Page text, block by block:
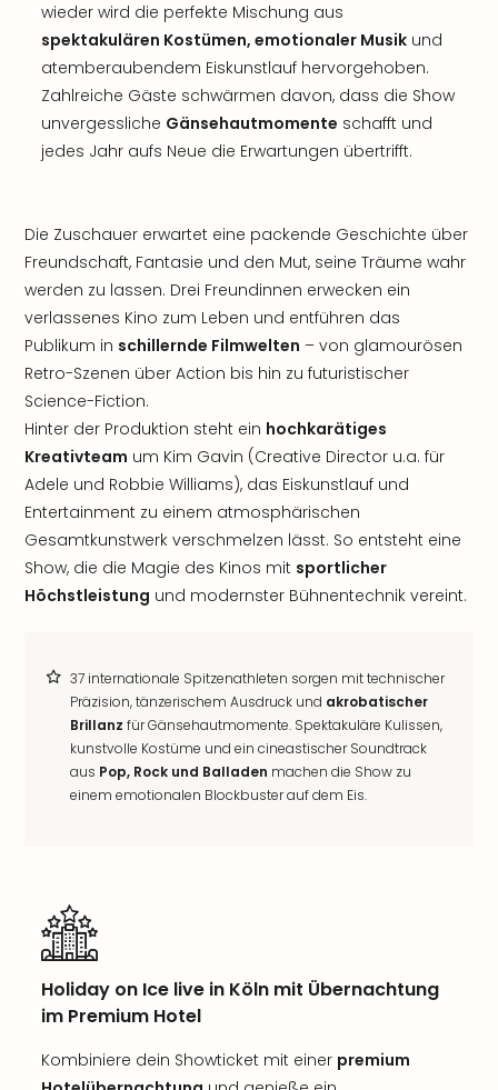
wieder wird die perfekte Mischung aus
spektakulären Kostümen, emotionaler Musik und
atemberaubendem Eiskunstlauf hervorgehoben.
Zahlreiche Gäste schwärmen davon, dass die Show
unvergessliche Gänsehautmomente schafft und
jedes Jahr aufs Neue die Erwartungen übertrifft.
Die Zuschauer erwartet eine packende Geschichte über
Freundschaft, Fantasie und den Mut, seine Träume wahr
werden zu lassen. Drei Freundinnen erwecken ein
verlassenes Kino zum Leben und entführen das
Publikum in schillernde Filmwelten – von glamourösen
Retro-Szenen über Action bis hin zu futuristischer
Science-Fiction.
Hinter der Produktion steht ein hochkarätiges
Kreativteam um Kim Gavin (Creative Director u.a. für
Adele und Robbie Williams), das Eiskunstlauf und
Entertainment zu einem atmosphärischen
Gesamtkunstwerk verschmelzen lässt. So entsteht eine
Show, die die Magie des Kinos mit sportlicher
Höchstleistung und modernster Bühnentechnik vereint.
37 internationale Spitzenathleten sorgen mit technischer
Präzision, tänzerischem Ausdruck und akrobatischer
Brillanz für Gänsehautmomente. Spektakuläre Kulissen,
kunstvolle Kostüme und ein cineastischer Soundtrack
aus Pop, Rock und Balladen machen die Show zu
einem emotionalen Blockbuster auf dem Eis.
Holiday on Ice live in Köln mit Übernachtung
im Premium Hotel
Kombiniere dein Showticket mit einer premium